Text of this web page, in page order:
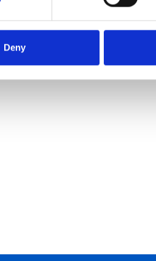
Deny